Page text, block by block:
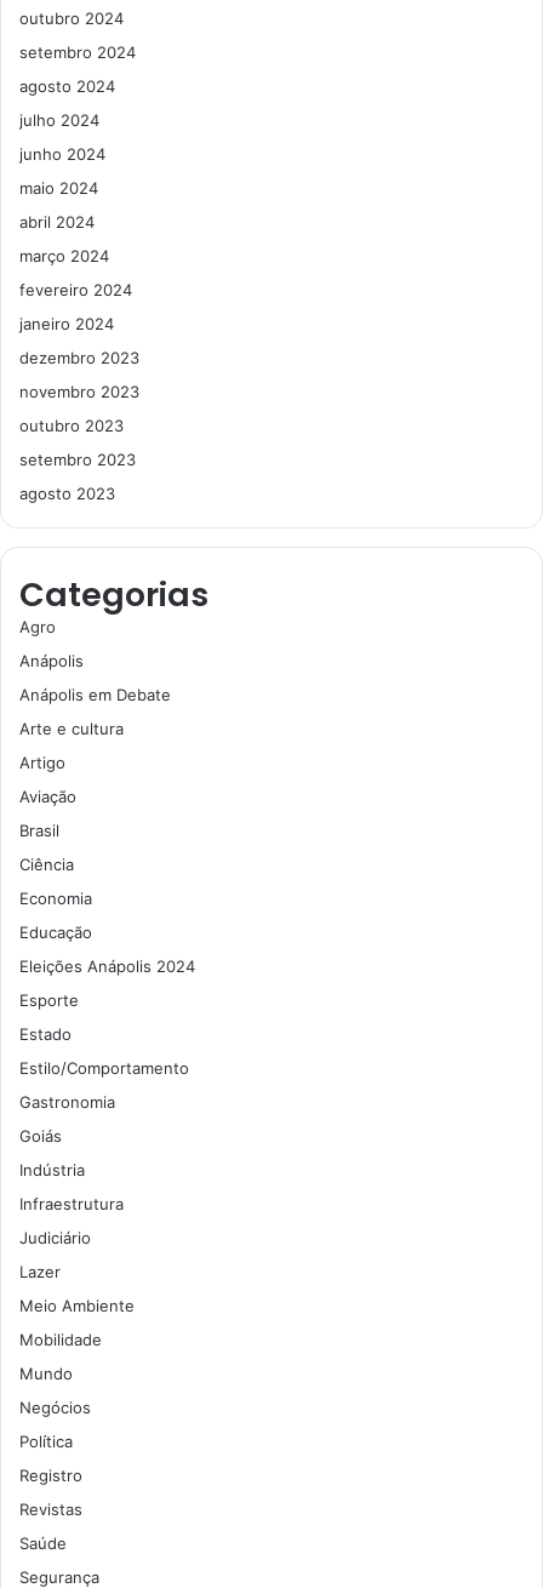
outubro 2024
setembro 2024
agosto 2024
julho 2024
junho 2024
maio 2024
abril 2024
março 2024
fevereiro 2024
janeiro 2024
dezembro 2023
novembro 2023
outubro 2023
setembro 2023
agosto 2023
Categorias
Agro
Anápolis
Anápolis em Debate
Arte e cultura
Artigo
Aviação
Brasil
Ciência
Economia
Educação
Eleições Anápolis 2024
Esporte
Estado
Estilo/Comportamento
Gastronomia
Goiás
Indústria
Infraestrutura
Judiciário
Lazer
Meio Ambiente
Mobilidade
Mundo
Negócios
Política
Registro
Revistas
Saúde
Segurança